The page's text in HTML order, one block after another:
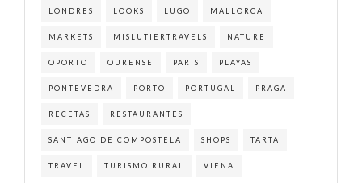
LONDRES LOOKS LUGO MALLORCA
MARKETS MISLUTIERTRAVELS NATURE
OPORTO OURENSE PARIS PLAYAS
PONTEVEDRA PORTO PORTUGAL PRAGA
RECETAS RESTAURANTES
SANTIAGO DE COMPOSTELA SHOPS TARTA
TRAVEL TURISMO RURAL VIENA